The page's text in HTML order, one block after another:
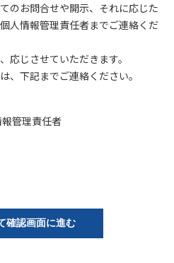
のお問合せや開示、それに応じた
人情報管理責任者までご連絡くだ
応じさせていただきます。
、下記までご連絡ください。
管理責任者
確認画面に進む